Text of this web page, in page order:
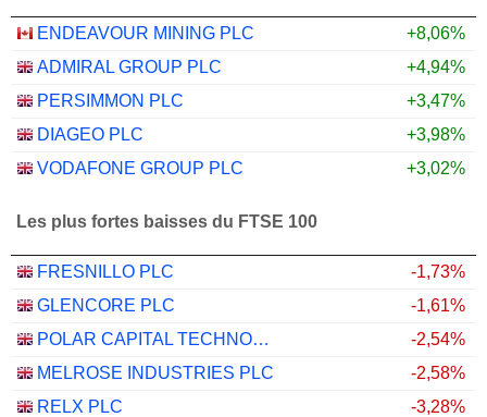
ENDEAVOUR MINING PLC
+8,06%
ADMIRAL GROUP PLC
+4,94%
PERSIMMON PLC
+3,47%
DIAGEO PLC
+3,98%
VODAFONE GROUP PLC
+3,02%
Les plus fortes baisses du FTSE 100
FRESNILLO PLC
-1,73%
GLENCORE PLC
-1,61%
POLAR CAPITAL TECHNOLOGY TRUST PLC
-2,54%
MELROSE INDUSTRIES PLC
-2,58%
RELX PLC
-3,28%